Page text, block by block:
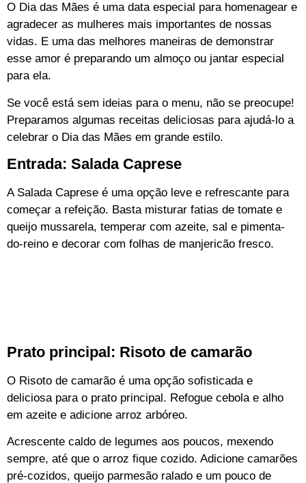
O Dia das Mães é uma data especial para homenagear e
agradecer as mulheres mais importantes de nossas
vidas. E uma das melhores maneiras de demonstrar
esse amor é preparando um almoço ou jantar especial
para ela.
Se você está sem ideias para o menu, não se preocupe!
Preparamos algumas receitas deliciosas para ajudá-lo a
celebrar o Dia das Mães em grande estilo.
Entrada: Salada Caprese
A Salada Caprese é uma opção leve e refrescante para
começar a refeição. Basta misturar fatias de tomate e
queijo mussarela, temperar com azeite, sal e pimenta-
do-reino e decorar com folhas de manjericão fresco.
Prato principal: Risoto de camarão
O Risoto de camarão é uma opção sofisticada e
deliciosa para o prato principal. Refogue cebola e alho
em azeite e adicione arroz arbóreo.
Acrescente caldo de legumes aos poucos, mexendo
sempre, até que o arroz fique cozido. Adicione camarões
pré-cozidos, queijo parmesão ralado e um pouco de